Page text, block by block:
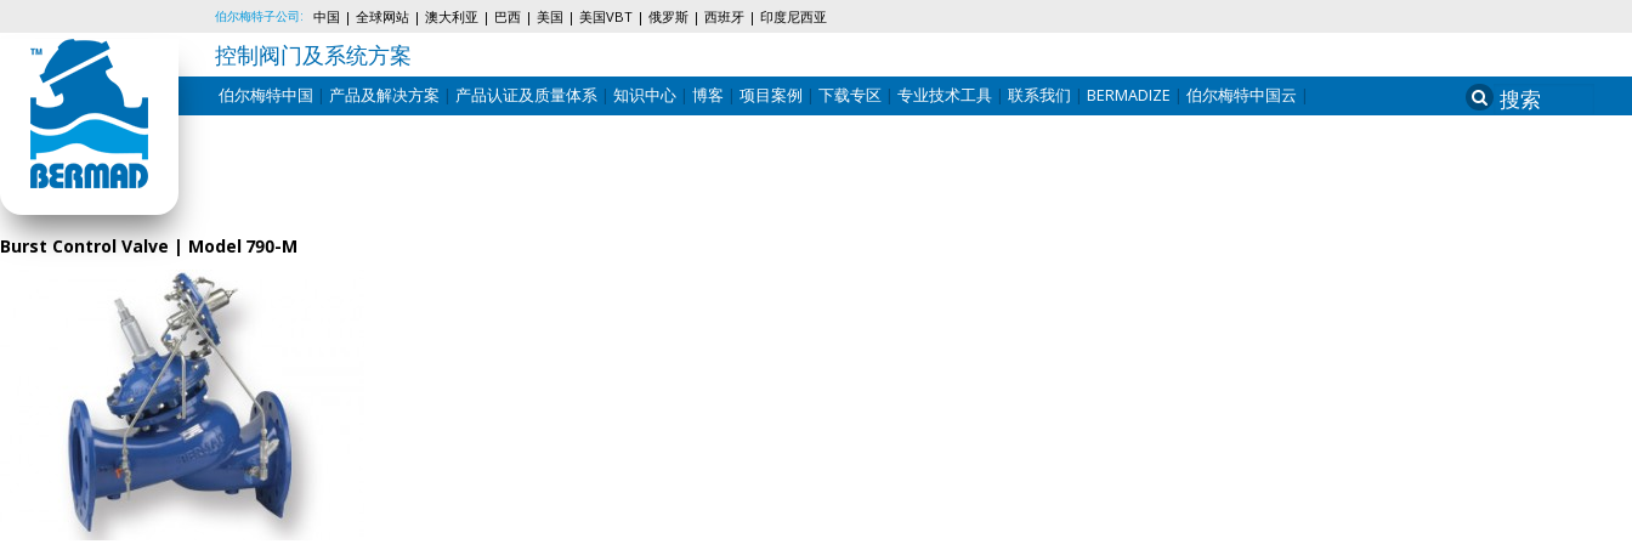
Skip
content
伯尔梅特子公司: 中国 全球网站 澳大利亚 巴西 美国 美国VBT 俄罗斯 西班牙 印度尼西亚
控制阀门及系统方案
伯尔梅特中国 产品及解决方案 产品认证及质量体系 知识中心 博客 项目案例 下载专区 专业技术工具 联系我们 BERMADIZE 伯尔梅特中国云 Search
for:
Burst Control Valve | Model 790-M